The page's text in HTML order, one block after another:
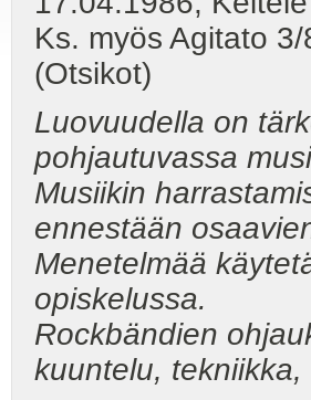
Ks. myös Agitato
(Otsikot)
Luovuudella on
pohjautuvassa
Musiikin
ennestään
Menetelmää
opiskelussa.
Rockbändien
kuuntelu, tekniikka,